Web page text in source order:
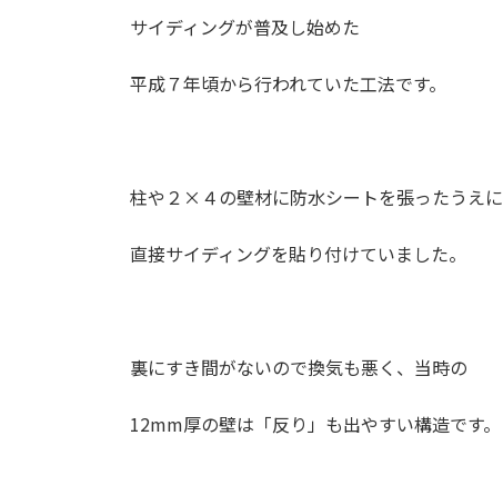
サイディングが普及し始めた
平成７年頃から行われていた工法です。
柱や２ × ４の壁材に防水シートを張ったうえに
直接サイディングを貼り付けていました。
裏にすき間がないので換気も悪く、当時の
12mm厚の壁は「反り」も出やすい構造です。